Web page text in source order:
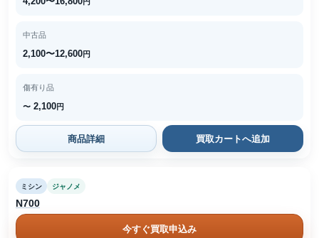
中古品
2,100〜12,600円
傷有り品
〜 2,100円
商品詳細 買取カートへ追加
ミシン ジャノメ
N700
今すぐ買取申込み